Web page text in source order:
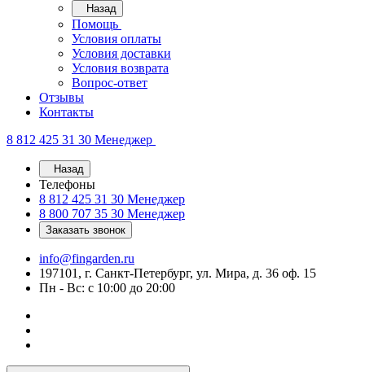
Назад
Помощь
Условия оплаты
Условия доставки
Условия возврата
Вопрос-ответ
Отзывы
Контакты
8 812 425 31 30 Менеджер
Назад
Телефоны
8 812 425 31 30 Менеджер
8 800 707 35 30 Менеджер
Заказать звонок
info@fingarden.ru
197101, г. Санкт-Петербург, ул. Мира, д. 36 оф. 15
Пн - Вс: с 10:00 до 20:00